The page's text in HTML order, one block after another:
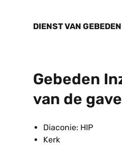
DIENST VAN
Gebeden
van de
Diaconie: HIP
Kerk